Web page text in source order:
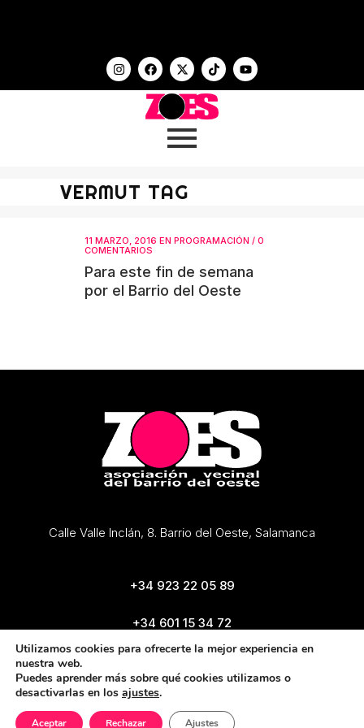
VERMUT TAG
11 MARZO, 2016 EN PROGRAMACIÓN / 0
COMENTARIOS
Para este fin de semana
por el Barrio del Oeste
Calle Valle Inclán, 8. Barrio del Oeste, Salamanca
+34 923 22 05 89
+34 601 15 34 72
zoes@zoes.es
Utilizamos cookies para ofrecerte la mejor experiencia en
nuestra web.
Puedes aprender más sobre qué cookies utilizamos o
desactivarlas en los ajustes.
Aceptar Rechazar Ajustes